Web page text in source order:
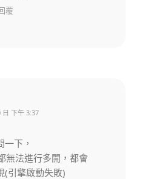
覆
日 下午 3:37
下，
無法進行多開，都會
(引擎啟動失敗)